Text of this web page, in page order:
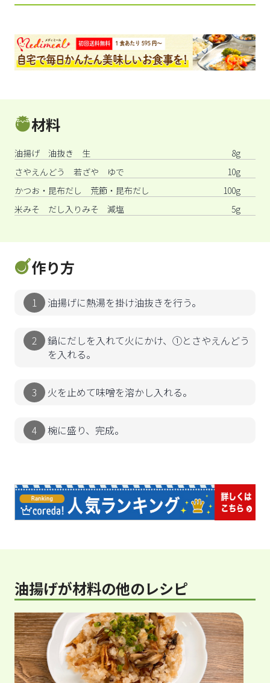
材料
油揚げ 油抜き 生
8g
さやえんどう 若ざや ゆで
10g
かつお・昆布だし 荒節・昆布だし
100g
米みそ だし入りみそ 減塩
5g
作り方
油揚げに熱湯を掛け油抜きを行う。
鍋にだしを入れて火にかけ、①とさやえんどう
を入れる。
火を止めて味噌を溶かし入れる。
椀に盛り、完成。
油揚げが材料の他のレシピ